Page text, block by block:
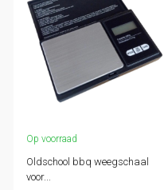
Op voorraad
Oldschool bbq weegschaal
voor...